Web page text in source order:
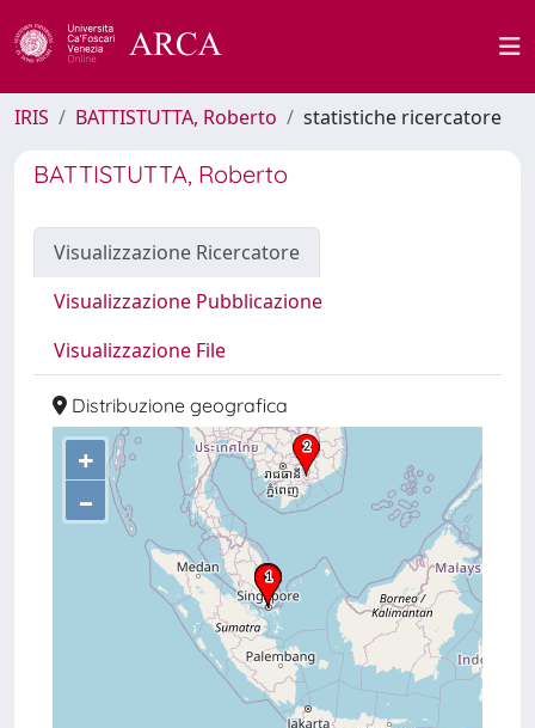
IRIS BATTISTUTTA, Roberto statistiche ricercatore
BATTISTUTTA, Roberto
Visualizzazione Ricercatore
Visualizzazione Pubblicazione
Visualizzazione File
Distribuzione geografica
+
–